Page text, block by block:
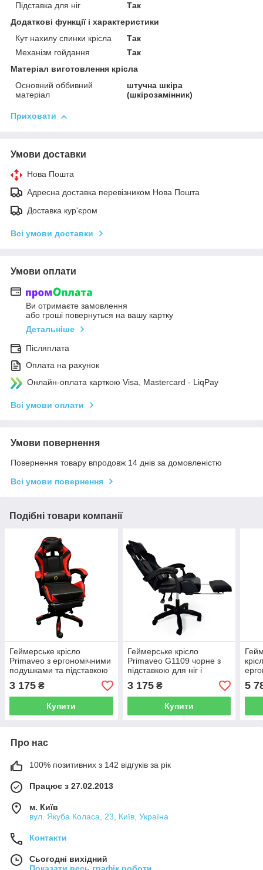
Підставка для ніг
Так
Додаткові функції і характеристики
Кут нахилу спинки крісла
Так
Механізм гойдання
Так
Матеріал виготовлення крісла
Основний оббивний
матеріал
штучна шкіра
(шкірозамінник)
Приховати
Умови доставки
Нова Пошта
Адресна доставка перевізником Нова Пошта
Доставка кур'єром
Всі умови доставки
Умови оплати
Ви отримаєте замовлення
або гроші повернуться на вашу картку
Детальніше
Післяплата
Оплата на рахунок
Онлайн-оплата карткою Visa, Mastercard - LiqPay
Всі умови оплати
Умови повернення
Повернення товару впродовж 14 днів за домовленістю
Всі умови повернення
Подібні товари компанії
Геймерське крісло
Primaveo з ергономічними
подушками та підставкою
для ніг — офісне крісло
чорно-червоне, екошкіра
3 175 ₴
Купити
Геймерське крісло
Primaveo G1109 чорне з
підставкою для ніг і
подушками, екошкіра,
регулювання висоти 66–
76 см
3 175₴
Купити
для
5
Про нас
100% позитивних з 142 відгуків за рік
Працює з 27.02.2013
м. Київ
вул. Якуба Коласа, 23, Київ, Україна
Контакти
Сьогодні вихідний